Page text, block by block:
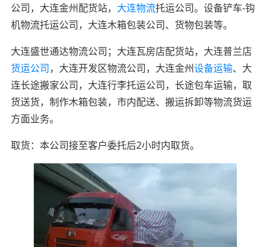
公司，大连金州配货站， 大连物流托运公司。设备铲车-钩
机物流托运公司，大连木箱包装公司、货物包装等。
大连盛世通达物流公司；大连瓦房店配货站，大连普兰店
货运公司，大连开发区物流公司，大连金州设备运输、大
连长途搬家公司，大连行李托运公司，长途包车运输，取
货送货，制作木箱包装，市内配送、搬运拆卸等物流货运
方面业务。
取货：本公司接至客户委托后2小时内取货。